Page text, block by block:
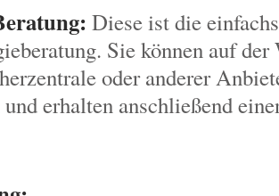
Diese ist die
Sie können auf der
oder anderer
erhalten anschließend